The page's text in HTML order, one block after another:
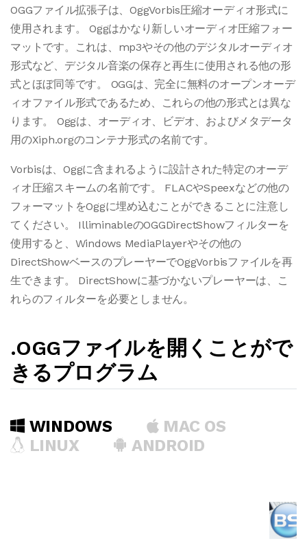
OGGファイル拡張子は、OggVorbis圧縮オーディオ形式に
使用されます。 Oggはかなり新しいオーディオ圧縮フォー
マットです。これは、mp3やその他のデジタルオーディオ
形式など、デジタル音楽の保存と再生に使用される他の形
式とほぼ同等です。 OGGは、完全に無料のオープンオーデ
ィオファイル形式であるため、これらの他の形式とは異な
ります。 Oggは、オーディオ、ビデオ、およびメタデータ
用のXiph.orgのコンテナ形式の名前です。
Vorbisは、Oggに含まれるように設計された特定のオーデ
ィオ圧縮スキームの名前です。 FLACやSpeexなどの他の
フォーマットをOggに埋め込むことができることに注意し
てください。 IlliminableのOGGDirectShowフィルターを
使用すると、Windows MediaPlayerやその他の
DirectShowベースのプレーヤーでOggVorbisファイルを再
生できます。 DirectShowに基づかないプレーヤーは、こ
れらのフィルターを必要としません。
.OGGファイルを開くことがで
きるプログラム
WINDOWS
MAC OS
LINUX
ANDROID